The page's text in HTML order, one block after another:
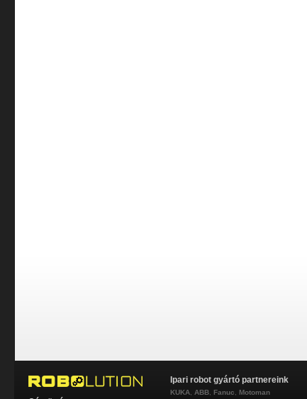
Ipari robot gyártó partnereink
KUKA ABB Fanuc Motoman